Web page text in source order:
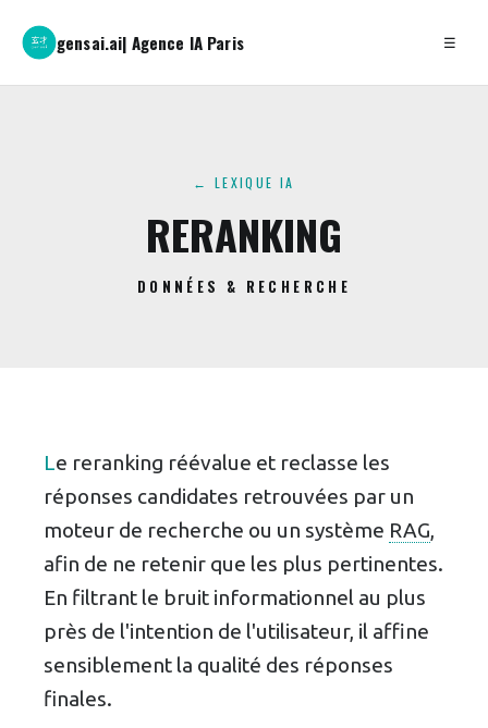
gensai.ai| Agence IA Paris ☰
← LEXIQUE IA
RERANKING
DONNÉES & RECHERCHE
Le reranking réévalue et reclasse les
réponses candidates retrouvées par un
moteur de recherche ou un système RAG,
afin de ne retenir que les plus pertinentes.
En filtrant le bruit informationnel au plus
près de l'intention de l'utilisateur, il affine
sensiblement la qualité des réponses
finales.